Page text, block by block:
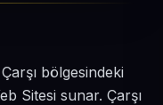
bölgesindeki
Sitesi sunar. Çarşı